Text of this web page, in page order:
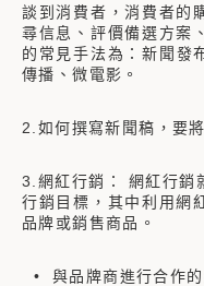
談到消費者，消費者的
尋信息、評價備選方案
的常見手法為：新聞發
傳播、微電影。
2.如何撰寫新聞稿，要
3.網紅行銷： 網紅行銷
行銷目標，其中利用網
品牌或銷售商品。
• 與品牌商進行合作